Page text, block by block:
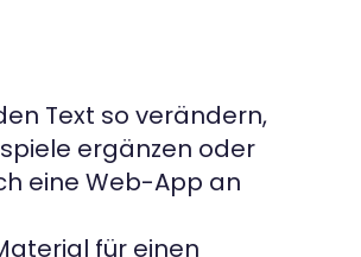
Text so verändern,
ergänzen oder
eine Web-App an
für einen